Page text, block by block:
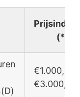
(*)
€1.000,- /
€3.000,-